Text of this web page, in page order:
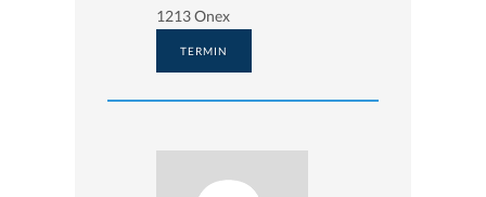
1213 Onex
TERMIN